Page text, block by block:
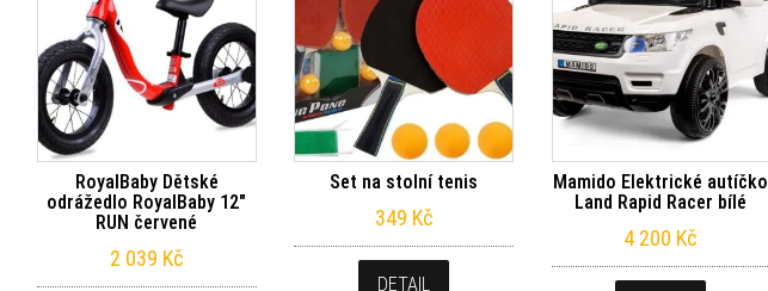
RoyalBaby Dětské
odrážedlo RoyalBaby 12″
RUN červené
2 039 Kč
Set na stolní tenis
349 Kč
DETAIL
Mamido Elektrické autíčko
Land Rapid Racer bílé
4 200 Kč